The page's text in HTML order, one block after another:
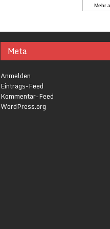
Mehr
Meta
Anmelden
Eintrags-Feed
Kommentar-Feed
WordPress.org